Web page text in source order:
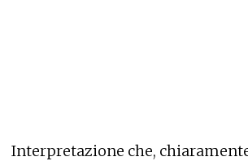
Interpretazione che,